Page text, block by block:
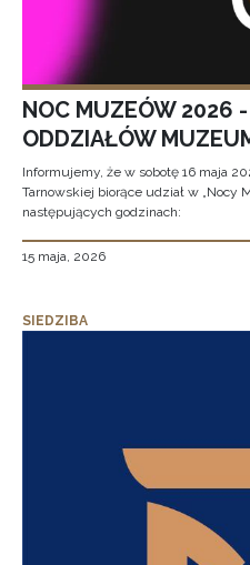
NOC MUZEÓW 2026
ODDZIAŁÓW
Informujemy, że w sobotę 16 maja
Tarnowskiej biorące udział w „Nocy
następujących godzinach:
15 maja, 2026
SIEDZIBA